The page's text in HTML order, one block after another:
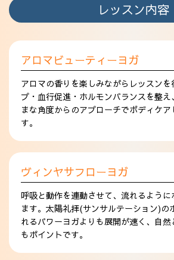
レッスン内容
アロマビューティーヨガ
アロマの香りを楽しみながらレッスン
プ・血行促進・ホルモンバランスを整
まな角度からのアプローチでボディケ
す。
ヴィンヤサフローヨガ
呼吸と動作を連動させて、流れるよう
ます。太陽礼拝(サンサルテーション)の
れるパワーヨガよりも展開が速く、自
もポイントです。